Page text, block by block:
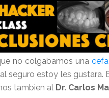
no colgabamos una
seguro estoy les gustara.
tambien al Dr. Carlos